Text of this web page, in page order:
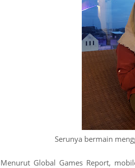
Serunya bermain
Menurut Global Games Report,